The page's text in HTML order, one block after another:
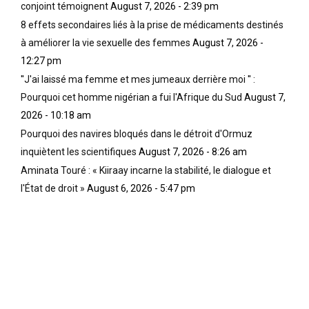
conjoint témoignentAugust 7, 2026 - 2:39 pm
8 effets secondaires liés à la prise de médicaments destinés
à améliorer la vie sexuelle des femmes August 7, 2026 -
12:27 pm
''J'ai laissé ma femme et mes jumeaux derrière moi '' :
Pourquoi cet homme nigérian a fui l'Afrique du Sud August 7,
2026 - 10:18 am
Pourquoi des navires bloqués dans le détroit d'Ormuz
inquiètent les scientifiques August 7, 2026 - 8:26 am
Aminata Touré : « Kiiraay incarne la stabilité, le dialogue et
l'État de droit » August 6, 2026 - 5:47 pm